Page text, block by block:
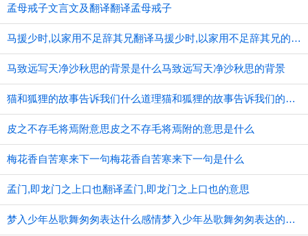
孟母戒子文言文及翻译翻译孟母戒子
马援少时,以家用不足辞其兄翻译马援少时,以家用不足辞其兄的意思
马致远写天净沙秋思的背景是什么马致远写天净沙秋思的背景
猫和狐狸的故事告诉我们什么道理猫和狐狸的故事告诉我们的道理
皮之不存毛将焉附意思皮之不存毛将焉附的意思是什么
梅花香自苦寒来下一句梅花香自苦寒来下一句是什么
孟门,即龙门之上口也翻译孟门,即龙门之上口也的意思
梦入少年丛歌舞匆匆表达什么感情梦入少年丛歌舞匆匆表达的感情